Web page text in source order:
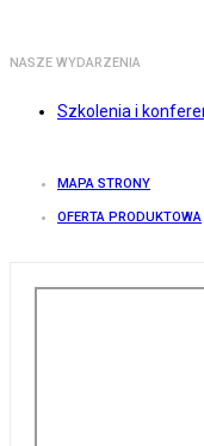
NASZE WYDARZENIA
Szkolenia i
MAPA STRONY
OFERTA PRODUKTOWA